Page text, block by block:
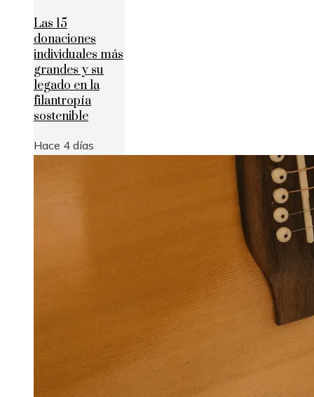
Las 15
donaciones
individuales más
grandes y su
legado en la
filantropía
sostenible
Hace 4 días